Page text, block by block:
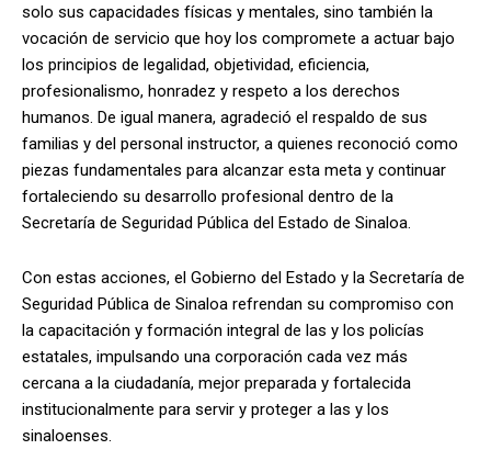
solo sus capacidades físicas y mentales, sino también la
vocación de servicio que hoy los compromete a actuar bajo
los principios de legalidad, objetividad, eficiencia,
profesionalismo, honradez y respeto a los derechos
humanos. De igual manera, agradeció el respaldo de sus
familias y del personal instructor, a quienes reconoció como
piezas fundamentales para alcanzar esta meta y continuar
fortaleciendo su desarrollo profesional dentro de la
Secretaría de Seguridad Pública del Estado de Sinaloa.
Con estas acciones, el Gobierno del Estado y la Secretaría de
Seguridad Pública de Sinaloa refrendan su compromiso con
la capacitación y formación integral de las y los policías
estatales, impulsando una corporación cada vez más
cercana a la ciudadanía, mejor preparada y fortalecida
institucionalmente para servir y proteger a las y los
sinaloenses.